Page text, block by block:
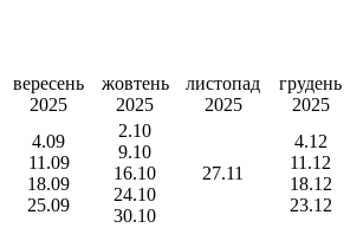
вересень
2025
жовтень
2025
листопад
2025
грудень
2025
4.09
11.09
18.09
25.09
2.10
9.10
16.10
24.10
30.10
27.11
4.12
11.12
18.12
23.12